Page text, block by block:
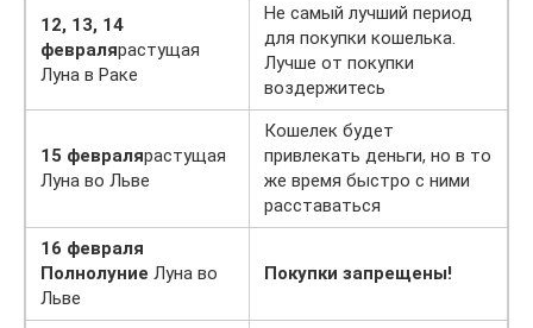
12, 13, 14
февралярастущая
Луна в Раке
Не самый лучший период
для покупки кошелька.
Лучше от покупки
воздержитесь
15 февралярастущая
Луна во Льве
Кошелек будет
привлекать деньги, но в то
же время быстро с ними
расставаться
16 февраля
Полнолуние Луна во
Льве
Покупки запрещены!